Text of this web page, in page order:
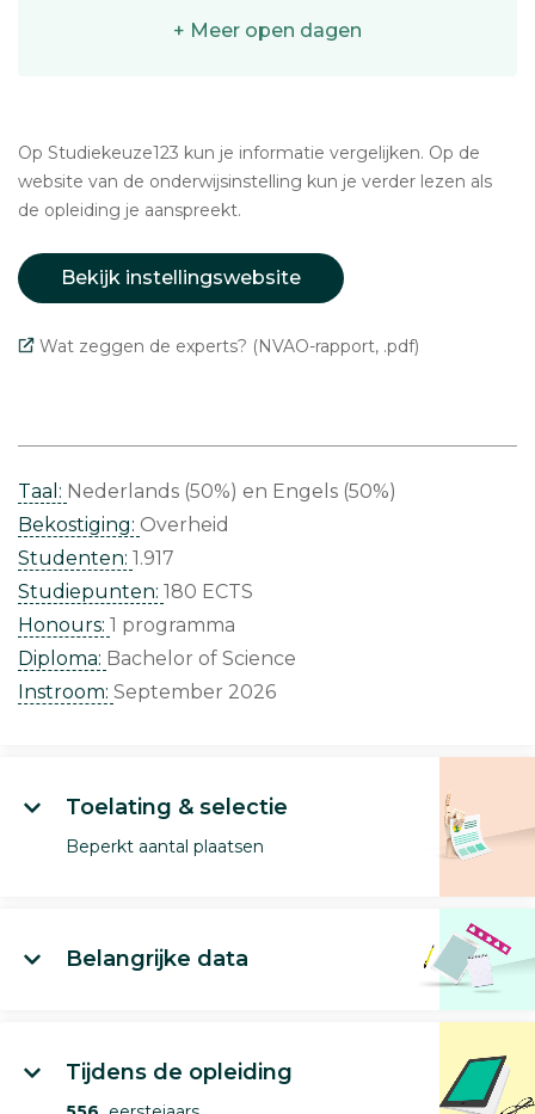
+ Meer open dagen
Op Studiekeuze123 kun je informatie vergelijken. Op de
website van de onderwijsinstelling kun je verder lezen als
de opleiding je aanspreekt.
Bekijk instellingswebsite
Wat zeggen de experts? (NVAO-rapport, .pdf)
Taal: Nederlands (50%)
Engels (50%)
Bekostiging: Overheid
Studenten: 1.917
Studiepunten: 180 ECTS
Honours: 1 programma
Diploma: Bachelor of Science
Instroom: September 2026
Toelating & selectie
Beperkt aantal plaatsen
Belangrijke data
Tijdens de opleiding